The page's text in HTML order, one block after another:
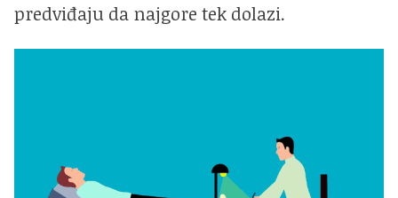
predviđaju da najgore tek dolazi.